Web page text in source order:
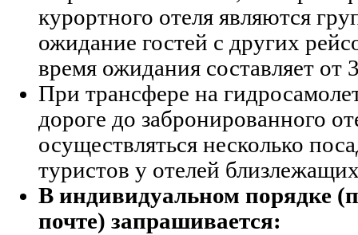
курортного отеля являются
ожидание гостей с других
время ожидания составляет от
При трансфере на
дороге до забронированного
осуществляться несколько
туристов у отелей
В индивидуальном порядке
почте) запрашивается: